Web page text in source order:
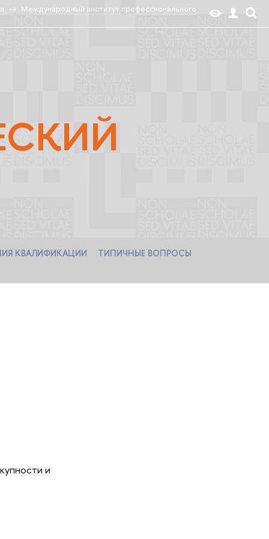
Международный институт профессионального
КВАЛИФИКАЦИИ
ТИПИЧНЫЕ ВОПРОСЫ
и